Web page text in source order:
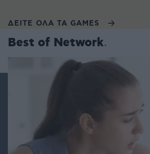
ΔΕΙΤΕ ΟΛΑ ΤΑ GAMES
Best of Network